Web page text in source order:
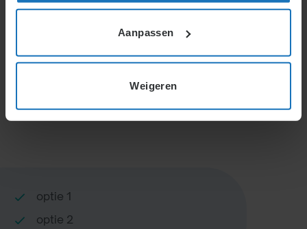
Aanpassen
Weigeren
optie 1
optie 2